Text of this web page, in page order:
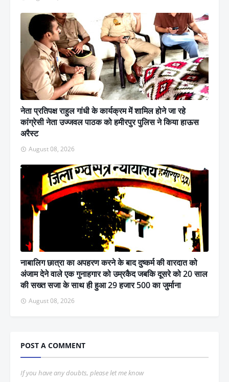
नेता प्रतिपक्ष राहुल गांधी के कार्यक्रम में शामिल होने जा रहे
कांग्रेसी नेता उज्जवल पाठक को हमीरपुर पुलिस ने किया हाऊस
अरैस्ट
August 08, 2026
नाबालिग छात्रा का अपहरण करने के बाद दुष्कर्म की वारदात को
अंजाम देने वाले एक गुनाहगार को उम्रकैद जबकि दूसरे को 20 साल
की सख्त सजा के साथ ही हुआ 29 हजार 500 का जुर्माना
August 08, 2026
POST A COMMENT
If you have any doubts, please let me know